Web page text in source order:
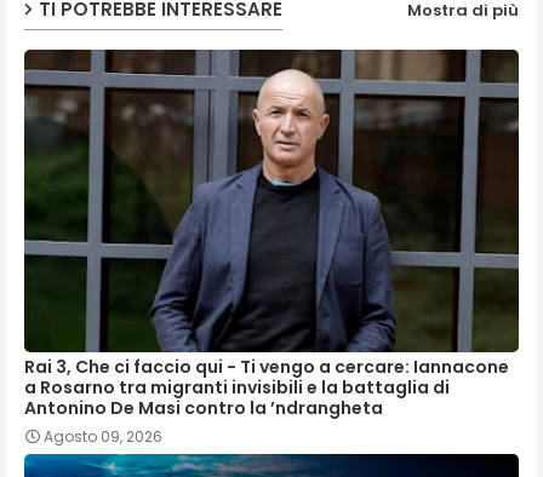
TI POTREBBE INTERESSARE Mostra di più
Rai 3, Che ci faccio qui - Ti vengo a cercare: Iannacone
a Rosarno tra migranti invisibili e la battaglia di
Antonino De Masi contro la ’ndrangheta
Agosto 09, 2026